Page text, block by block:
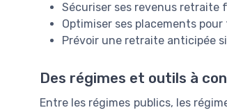
Sécuriser ses revenus retraite
Optimiser ses placements
Prévoir une retraite anticipée
Des régimes et outils à
Entre les régimes publics, les